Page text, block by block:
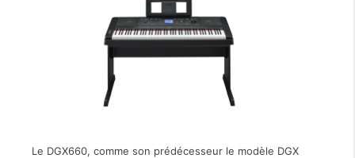
Le DGX660, comme son prédécesseur le modèle DGX